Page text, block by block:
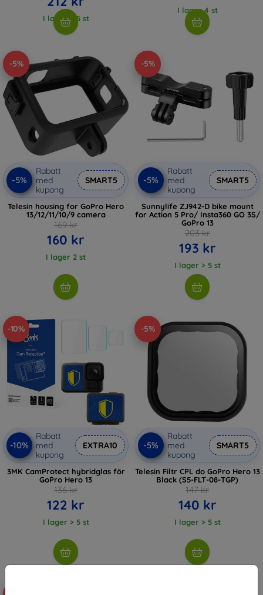
I lager > 5 st
I lager 4 st
-5%
-5%
Rabatt
med
kupong
SMART5
Telesin housing for GoPro Hero
13/12/11/10/9 camera
169 kr
160 kr
I lager 2 st
-5%
-5%
Rabatt
med
kupong
SMART5
Sunnylife ZJ942-D bike mount
for Action 5 Pro/ Insta360 GO 3S/
GoPro 13
203 kr
193 kr
I lager > 5 st
-10%
-10%
Rabatt
med
kupong
EXTRA10
3MK CamProtect hybridglas för
GoPro Hero 13
136 kr
122 kr
I lager > 5 st
-5%
-5%
Rabatt
med
kupong
SMART5
Telesin Filtr CPL do GoPro Hero 13
Black (S5-FLT-08-TGP)
147 kr
140 kr
I lager > 5 st